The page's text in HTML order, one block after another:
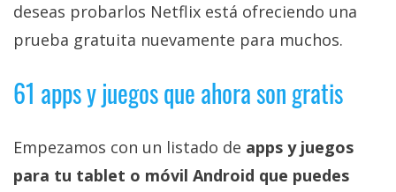
deseas probarlos Netflix está ofreciendo una
prueba gratuita nuevamente para muchos.
61 apps y juegos que ahora son gratis
Empezamos con un listado de apps y juegos
para tu tablet o móvil Android que puedes